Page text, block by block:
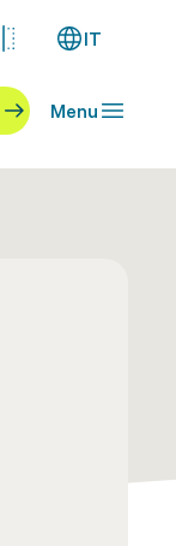
IT
Menu